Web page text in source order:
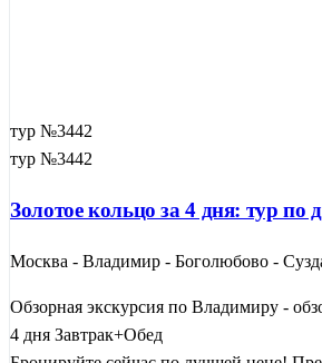
тур №3442
тур №3442
Золотое кольцо за 4 дня: тур
Москва - Владимир - Боголюбово -
Обзорная экскурсия по Владимиру -
4 дня Завтрак+Обед